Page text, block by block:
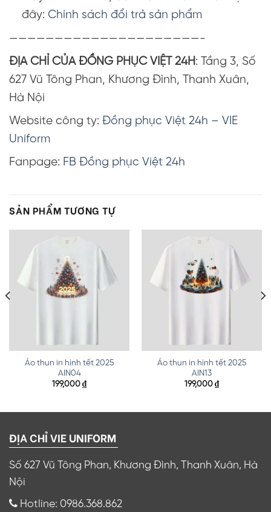
đây: Chính sách đổi trả sản phẩm
—————————————————————-
ĐỊA CHỈ CỦA ĐỒNG PHỤC VIỆT 24H: Tầng 3, Số
627 Vũ Tông Phan, Khương Đình, Thanh Xuân,
Hà Nội
Website công ty: Đồng phục Việt 24h – VIE
Uniform
Fanpage: FB Đồng phục Việt 24h
SẢN PHẨM TƯƠNG TỰ
Áo thun in hình tết 2025
AIN04
199,000 ₫
Áo thun in hình tết 2025
AIN13
199,000 ₫
ĐỊA CHỈ VIE UNIFORM
Số 627 Vũ Tông Phan, Khương Đình, Thanh Xuân, Hà
Nội
Hotline: 0986.368.862